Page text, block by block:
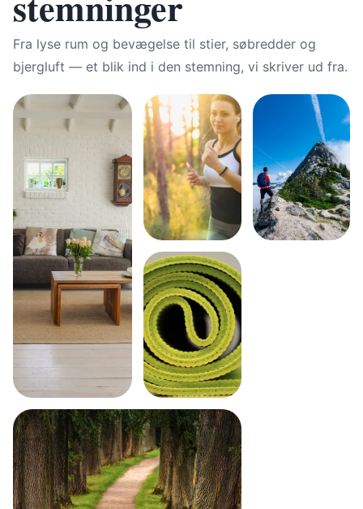
Fra lyse rum og bevægelse til stier, søbredder og
bjergluft — et blik ind i den stemning, vi skriver ud fra.